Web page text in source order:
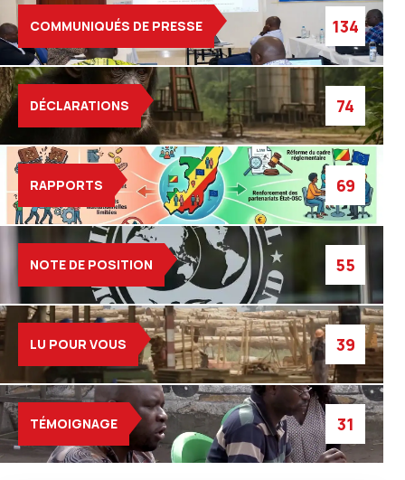
COMMUNIQUÉS DE PRESSE 134
DÉCLARATIONS 74
RAPPORTS 69
NOTE DE POSITION 55
LU POUR VOUS 39
TÉMOIGNAGE 31